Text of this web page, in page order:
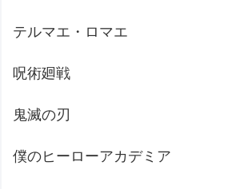
テルマエ・ロマエ
呪術廻戦
鬼滅の刃
僕のヒーローアカデミア